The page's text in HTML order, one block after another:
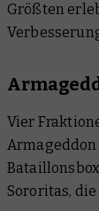
Größten
Vier
Sororitas,